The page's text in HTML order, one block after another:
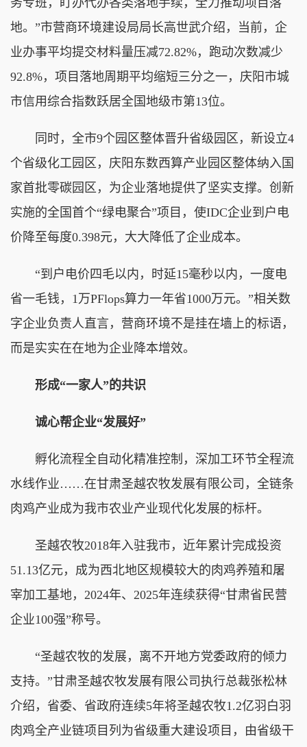
地。”市营商环境建设局局长高世武介绍，当前，企
业办事平均提交材料量压减72.82%，跑动次数减少
92.8%，项目落地周期平均缩短三分之一，庆阳市城
市信用综合指数跃居全国地级市第13位。
同时，全市9个园区整体晋升省级园区，新设立4
个省级化工园区，庆阳东数西算产业园区整体纳入国
家首批零碳园区，为企业落地提供了坚实支撑。创新
实施的全国首个“绿电聚合”项目，使IDC企业到户电
价降至每度0.398元，大大降低了企业成本。
“到户电价四毛以内，时延15毫秒以内，一度电
省一毛钱，1万PFlops算力一年省1000万元。”相关数
字企业负责人直言，营商环境不是挂在墙上的标语，
而是实实在在地为企业降本增效。
形成“一家人”的共识
诚心帮企业“发展好”
孵化流程全自动化精准控制，深加工环节全程流
水线作业……在甘肃圣越农牧发展有限公司，全链条
肉鸡产业成为我市农业产业现代化发展的标杆。
圣越农牧2018年入驻我市，近年累计完成投资
51.13亿元，成为西北地区规模较大的肉鸡养殖和屠
宰加工基地，2024年、2025年连续获得“甘肃省民营
企业100强”称号。
“圣越农牧的发展，离不开地方党委政府的倾力
支持。”甘肃圣越农牧发展有限公司执行总裁张松林
介绍，省委、省政府连续5年将圣越农牧1.2亿羽白羽
肉鸡全产业链项目列为省级重大建设项目，由省级干